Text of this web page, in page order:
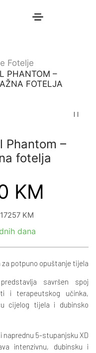
Fotelje
PHANTOM –
FOTELJA
Phantom –
fotelja
KM
KM
dana
potpuno opuštanje tijela
predstavlja savršen spoj
i terapeutskog učinka,
cijelog tijela i dubinsko
5-stupanjsku XD
intenzivnu, dubinsku i